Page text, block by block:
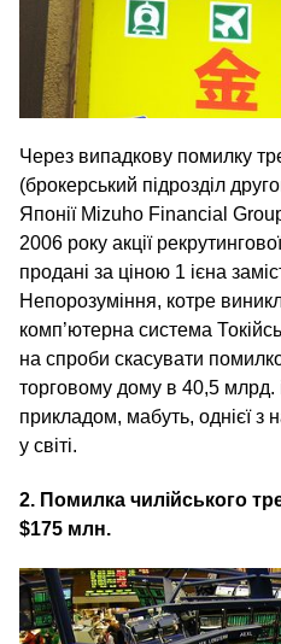
Через випадкову помилку
(брокерський підрозділ
Японії Mizuho Financial
2006 року акції
продані за ціною 1 ієна
Непорозуміння, котре
комп’ютерна система
на спроби скасувати
торговому дому в 40,5 млрд.
прикладом, мабуть, однієї з
у світі.
2. Помилка чилійського
$175 млн.